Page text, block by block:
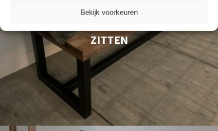
Bekijk voorkeuren
ZITTEN